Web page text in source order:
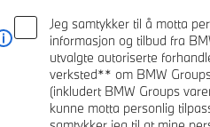
Jeg samtykker til å motta
informasjon og tilbud fra
utvalgte autoriserte
verksted** om BMW
(inkludert BMW Groups
kunne motta personlig
Les mer